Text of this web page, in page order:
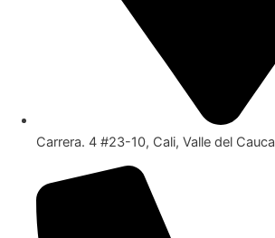
Carrera. 4 #23-10, Cali, Valle del Cauca